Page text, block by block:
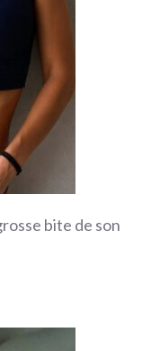
bite de son